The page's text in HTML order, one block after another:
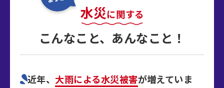
水災に関する
こんなこと、あんなこと！
近年、 大雨による水災被害が増えていま